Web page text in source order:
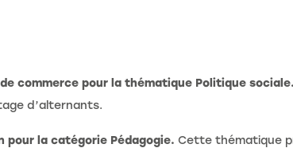
commerce pour la thématique Politique sociale.
d’alternants.
pour la catégorie Pédagogie. Cette thématique